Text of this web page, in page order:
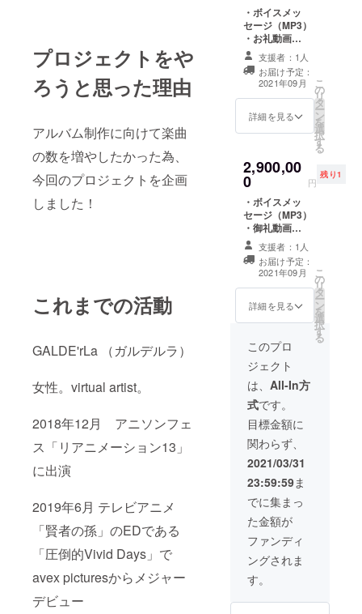
プロジェクトをや
ろうと思った理由
アルバム制作に向けて楽曲
の数を増やしたかった為、
今回のプロジェクトを企画
しました！
これまでの活動
GALDE'rLa （ガルデルラ）
女性。virtual artist。
2018年12月 アニソンフェ
ス「リアニメーション13」
に出演
2019年6月 テレビアニメ
「賢者の孫」のEDである
「圧倒的Vivid Days」で
avex picturesからメジャー
デビュー
・ボイスメッ
セージ（MP3）
・お礼動画
（MP4） ・あな
たへの直筆お手
紙 ・未発表曲の
オリジナル曲の
音源3曲分
（MP3） ※御礼
記載下さい。 ※
未発表曲とは
予定の楽曲で
す。
支援者：1人
お届け予定：
2021年09月
詳細を見る
こ
の
リ
タ
ー
ン
を
選
択
す
る
2,900,00
0 円
残り1
・ボイスメッ
セージ（MP3）
・御礼動画
（MP4） ・あな
たへの直筆お手
紙 ・本プロジェ
クト限定のミニ
アルバム（サイ
ン付き） ※御礼
前を備考欄に記
載下さい。 ※未
発表曲とは2021
年8月発表予定の
楽曲です。
支援者：1人
お届け予定：
2021年09月
詳細を見る
こ
の
リ
タ
ー
ン
を
選
択
す
る
このプロ
ジェクト
は、 All-In方
式です。
目標金額に
関わらず、
2021/03/31
23:59:59ま
でに集まっ
た金額が
ファンディ
ングされま
す。